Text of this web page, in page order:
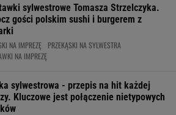
sylwestrowe Tomasza Strzelczyka.
gości polskim sushi i burgerem z
NA IMPREZĘ
PRZEKĄSKI NA SYLWESTRA
NA IMPREZĘ
sylwestrowa - przepis na hit każdej
Kluczowe jest połączenie nietypowych